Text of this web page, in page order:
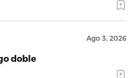
Ago 3, 2026
doble